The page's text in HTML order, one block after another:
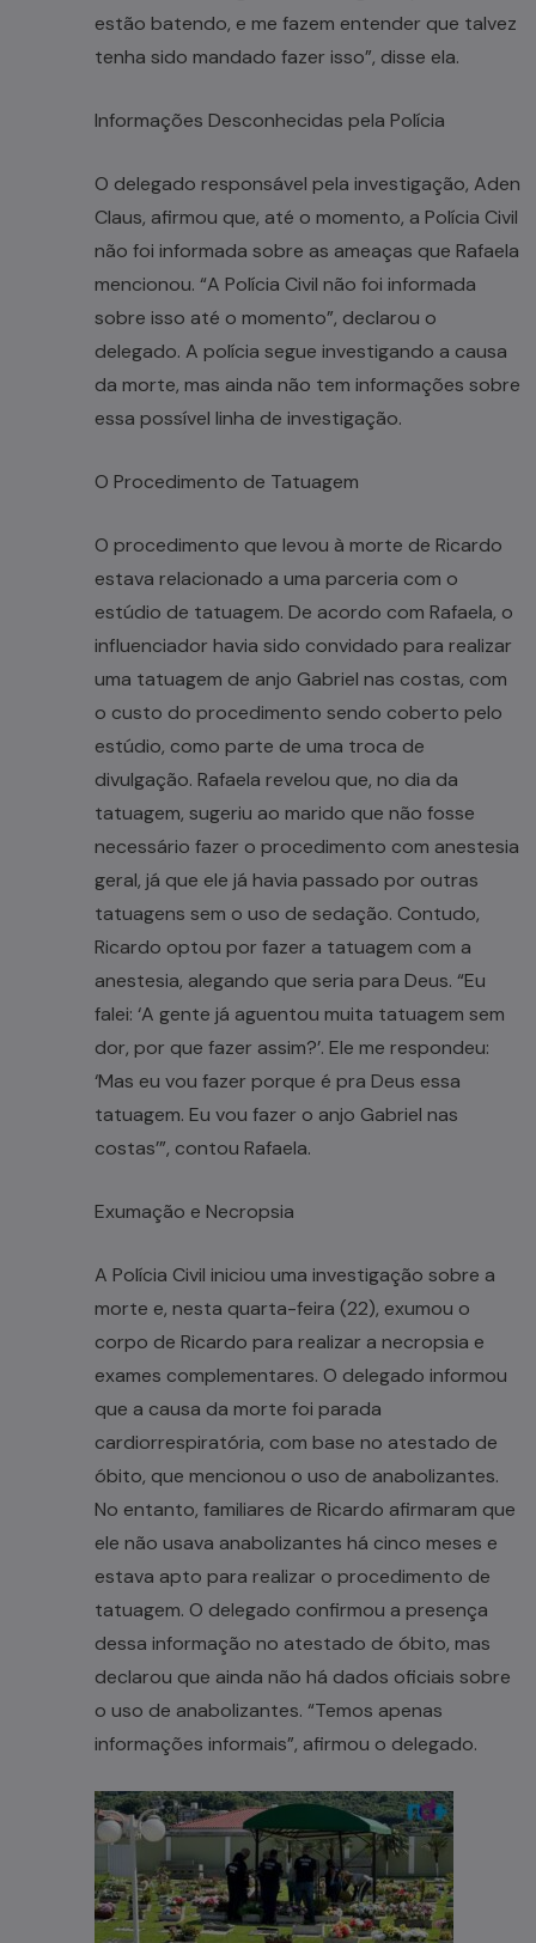
estão batendo, e me fazem entender que talvez
tenha sido mandado fazer isso”, disse ela.
Informações Desconhecidas pela Polícia
O delegado responsável pela investigação, Aden
Claus, afirmou que, até o momento, a Polícia Civil
não foi informada sobre as ameaças que Rafaela
mencionou. “A Polícia Civil não foi informada
sobre isso até o momento”, declarou o
delegado. A polícia segue investigando a causa
da morte, mas ainda não tem informações sobre
essa possível linha de investigação.
O Procedimento de Tatuagem
O procedimento que levou à morte de Ricardo
estava relacionado a uma parceria com o
estúdio de tatuagem. De acordo com Rafaela, o
influenciador havia sido convidado para realizar
uma tatuagem de anjo Gabriel nas costas, com
o custo do procedimento sendo coberto pelo
estúdio, como parte de uma troca de
divulgação. Rafaela revelou que, no dia da
tatuagem, sugeriu ao marido que não fosse
necessário fazer o procedimento com anestesia
geral, já que ele já havia passado por outras
tatuagens sem o uso de sedação. Contudo,
Ricardo optou por fazer a tatuagem com a
anestesia, alegando que seria para Deus. “Eu
falei: ‘A gente já aguentou muita tatuagem sem
dor, por que fazer assim?’. Ele me respondeu:
‘Mas eu vou fazer porque é pra Deus essa
tatuagem. Eu vou fazer o anjo Gabriel nas
costas’”, contou Rafaela.
Exumação e Necropsia
A Polícia Civil iniciou uma investigação sobre a
morte e, nesta quarta-feira (22), exumou o
corpo de Ricardo para realizar a necropsia e
exames complementares. O delegado informou
que a causa da morte foi parada
cardiorrespiratória, com base no atestado de
óbito, que mencionou o uso de anabolizantes.
No entanto, familiares de Ricardo afirmaram que
ele não usava anabolizantes há cinco meses e
estava apto para realizar o procedimento de
tatuagem. O delegado confirmou a presença
dessa informação no atestado de óbito, mas
declarou que ainda não há dados oficiais sobre
o uso de anabolizantes. “Temos apenas
informações informais”, afirmou o delegado.